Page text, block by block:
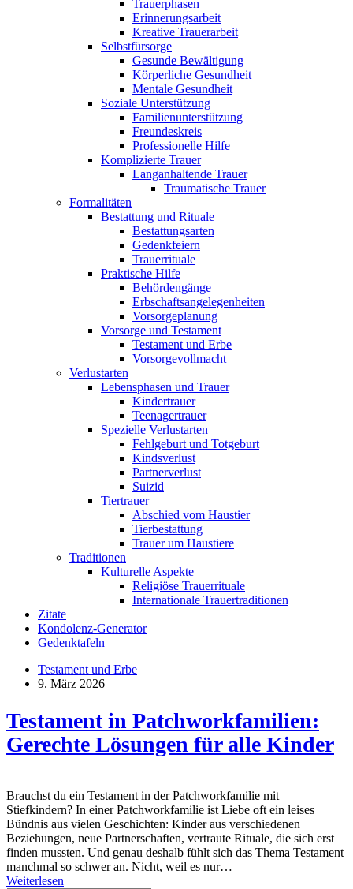
Trauerphasen
Erinnerungsarbeit
Kreative Trauerarbeit
Selbstfürsorge
Gesunde Bewältigung
Körperliche Gesundheit
Mentale Gesundheit
Soziale Unterstützung
Familienunterstützung
Freundeskreis
Professionelle Hilfe
Komplizierte Trauer
Langanhaltende Trauer
Traumatische Trauer
Formalitäten
Bestattung und Rituale
Bestattungsarten
Gedenkfeiern
Trauerrituale
Praktische Hilfe
Behördengänge
Erbschaftsangelegenheiten
Vorsorgeplanung
Vorsorge und Testament
Testament und Erbe
Vorsorgevollmacht
Verlustarten
Lebensphasen und Trauer
Kindertrauer
Teenagertrauer
Spezielle Verlustarten
Fehlgeburt und Totgeburt
Kindsverlust
Partnerverlust
Suizid
Tiertrauer
Abschied vom Haustier
Tierbestattung
Trauer um Haustiere
Traditionen
Kulturelle Aspekte
Religiöse Trauerrituale
Internationale Trauertraditionen
Zitate
Kondolenz-Generator
Gedenktafeln
Testament und Erbe
9. März 2026
Testament in Patchworkfamilien:
Gerechte Lösungen für alle Kinder
Brauchst du ein Testament in der Patchworkfamilie mit
Stiefkindern? In einer Patchworkfamilie ist Liebe oft ein leises
Bündnis aus vielen Geschichten: Kinder aus verschiedenen
Beziehungen, neue Partnerschaften, vertraute Rituale, die sich erst
finden mussten. Und genau deshalb fühlt sich das Thema Testament
manchmal so schwer an. Nicht, weil es nur…
Weiterlesen